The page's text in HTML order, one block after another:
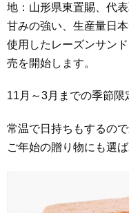
地：山形県東置賜、代
甘みの強い、生産量日
使用したレーズンサン
売を開始します。
11月～3月までの季節限
常温で日持ちもするの
ご年始の贈り物にも選ば